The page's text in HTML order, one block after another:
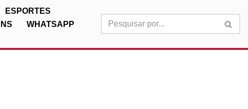
ESPORTES
WHATSAPP